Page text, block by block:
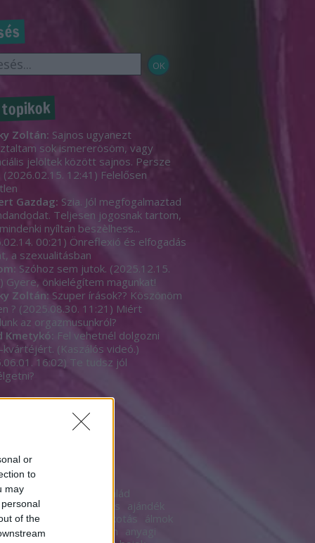
or
to
may
of the
Zoltán: Sajnos ugyanezt
sok ismererösöm, vagy
jelöltek között sajnos. Persze
(2026.02.15. 12:41 ) Felelősen
Gazdag: Szia. Jól megfogalmaztad
Teljesen jogosnak tartom,
nyíltan beszèlhess...
00:21 ) Önreflexió és elfogadás
a szexualitásban
Szóhoz sem jutok. (2025.12.15.
) Gyere, önkielégítem magunkat!
Zoltán: Szuper írások?? Köszönöm
? (2025.08.30. 11:21 ) Miért
az orgazmusunkról?
Kmetykó: Fel vehetnél dolgozni
(Kaszálós videó.)
16:02) Te tudsz jól
18
acsaládazcsalád
agyalás ajándék
akarat alkotás álmok
alternatíva anonim anyagi